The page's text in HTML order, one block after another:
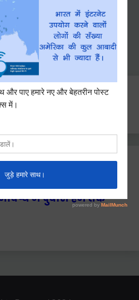
reduce spam.Learn how your
बुकमार्क / सेव करने के
में दुबारा हम तक